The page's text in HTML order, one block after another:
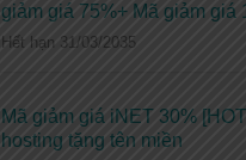
giảm giá 75%+ Mã giảm giá
Hết hạn 31/03/2035
Mã giảm giá iNET 30%
hosting tặng tên miền